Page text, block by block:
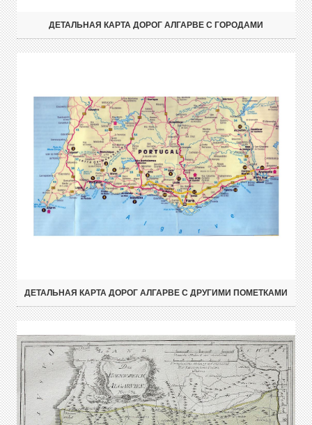
ДЕТАЛЬНАЯ КАРТА ДОРОГ АЛГАРВЕ С ГОРОДАМИ
ДЕТАЛЬНАЯ КАРТА ДОРОГ АЛГАРВЕ С ДРУГИМИ ПОМЕТКАМИ